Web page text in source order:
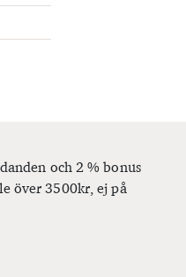
och 2 % bonus
över 3500kr, ej på